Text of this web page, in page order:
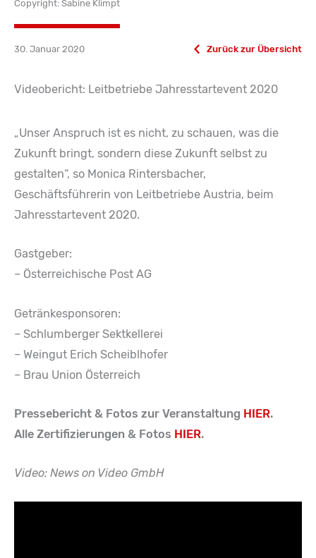
Copyright: Sabine Klimpt
30. Januar 2020 Zurück zur Übersicht
Videobericht: Leitbetriebe Jahresstartevent 2020
„Unser Anspruch ist es nicht, zu schauen, was die
Zukunft bringt, sondern diese Zukunft selbst zu
gestalten“, so Monica Rintersbacher,
Geschäftsführerin von Leitbetriebe Austria, beim
Jahresstartevent 2020.
Gastgeber:
– Österreichische Post AG
Getränkesponsoren:
– Schlumberger Sektkellerei
– Weingut Erich Scheiblhofer
– Brau Union Österreich
Pressebericht & Fotos zur Veranstaltung HIER.
Alle Zertifizierungen & Fotos HIER.
Video: News on Video GmbH